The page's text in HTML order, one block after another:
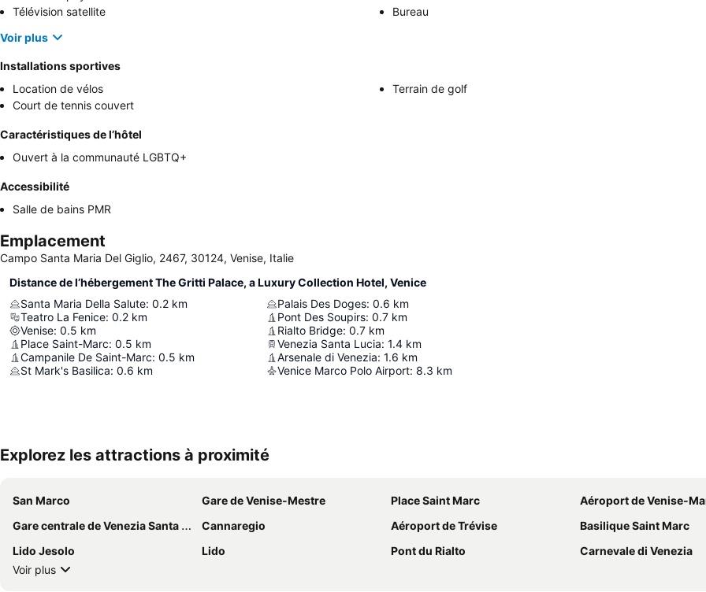
Télévision satellite
Bureau
Voir plus
Installations sportives
Location de vélos
Terrain de golf
Court de tennis couvert
Caractéristiques de l’hôtel
Ouvert à la communauté LGBTQ+
Accessibilité
Salle de bains PMR
Emplacement
Campo Santa Maria Del Giglio, 2467, 30124, Venise, Italie
Distance de l’hébergement The Gritti Palace, a Luxury Collection Hotel, Venice
Santa Maria Della Salute: 0.2 km
Teatro La Fenice: 0.2 km
Venise: 0.5 km
Place Saint-Marc: 0.5 km
Campanile De Saint-Marc: 0.5 km
St Mark's Basilica: 0.6 km
Palais Des Doges: 0.6 km
Pont Des Soupirs: 0.7 km
Rialto Bridge: 0.7 km
Venezia Santa Lucia: 1.4 km
Arsenale di Venezia: 1.6 km
Venice Marco Polo Airport: 8.3 km
Explorez les attractions à proximité
San Marco Gare de Venise-Mestre Place Saint Marc
Aéroport de Venise-
Gare centrale de Venezia Santa Lucia
Cannaregio Aéroport de Trévise
Basilique Saint Marc
Lido Jesolo
Lido Pont du Rialto
Carnevale di Venezia
Voir plus